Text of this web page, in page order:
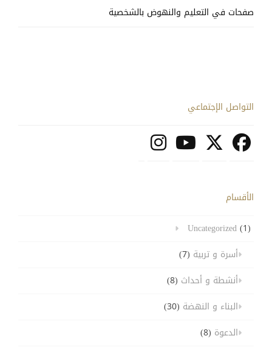
صفحات في التعليم والنهوض بالشخصية
التواصل الإجتماعي
الأقسام
Uncategorized(1)
أسرة و تربية (7)
أنشطة و أحداث (8)
البناء و النهضة (30)
الدعوة (8)